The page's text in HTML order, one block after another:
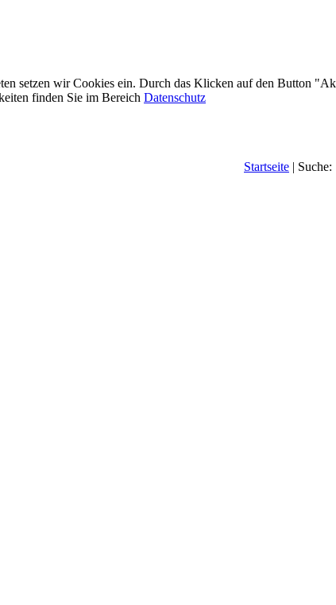
setzen wir Cookies ein. Durch das Klicken auf den Button
finden Sie im Bereich Datenschutz
Startseite | Suche: